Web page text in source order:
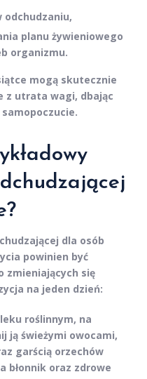
planu żywieniowego
organizmu.
mogą skutecznie
z utrata wagi, dbając
dla osób
powinien być
zmieniających się
na jeden dzień:
roślinnym, na
ją świeżymi owocami,
garścią orzechów
błonnik oraz zdrowe